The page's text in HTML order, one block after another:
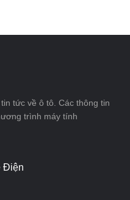
tức về ô tô. Các thông tin
trình máy tính
Điện